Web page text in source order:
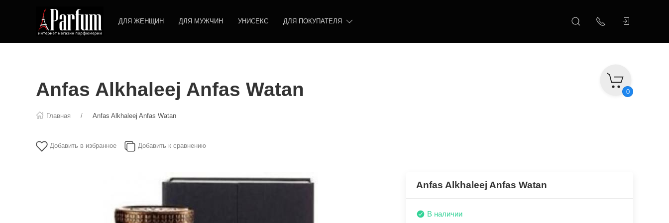
ДЛЯ ЖЕНЩИН ДЛЯ МУЖЧИН УНИСЕКС ДЛЯ ПОКУПАТЕЛЯ
0
Anfas Alkhaleej Anfas Watan
Главная Anfas Alkhaleej Anfas Watan
Добавить в избранное Добавить к сравнению
Anfas Alkhaleej Anfas Watan
В наличии